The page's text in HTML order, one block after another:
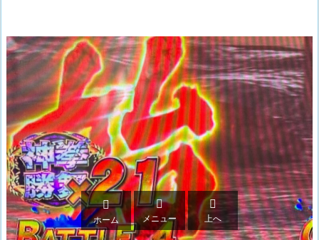

ホーム

メニュー

上へ